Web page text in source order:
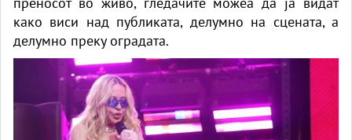
како виси над публиката, делумно на сцената, а
делумно преку оградата.